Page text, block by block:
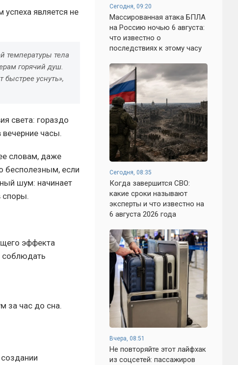
является не
температуры тела
горячий душ.
быстрее уснуть»,
света: гораздо
часы.
словам, даже
бесполезным, если
шум: начинает
споры.
эффекта
соблюдать
за час до сна.
Сегодня, 09:20
Массированная атака БПЛА
на Россию ночью 6 августа:
что известно о
последствиях к этому часу
Сегодня, 08:35
Когда завершится СВО:
какие сроки называют
эксперты и что известно на
6 августа 2026 года
Вчера, 08:51
Не повторяйте этот лайфхак
из соцсетей: пассажиров